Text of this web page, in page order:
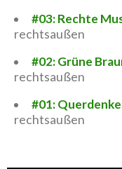
#03: Rechte
rechtsaußen
#02: Grüne
rechtsaußen
#01:
rechtsaußen